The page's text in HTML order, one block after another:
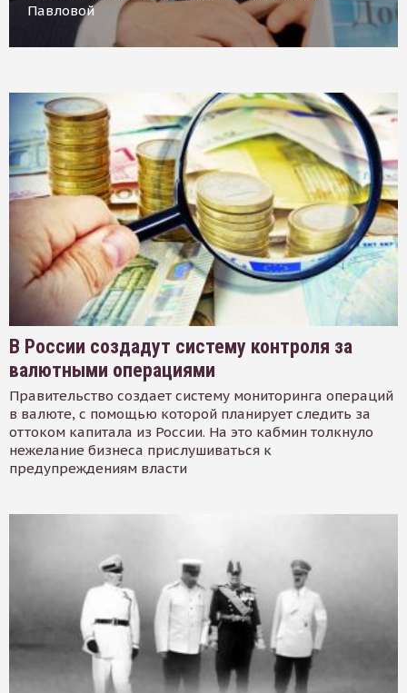
Павловой
В России создадут систему контроля за
валютными операциями
Правительство создает систему мониторинга операций
в валюте, с помощью которой планирует следить за
оттоком капитала из России. На это кабмин толкнуло
нежелание бизнеса прислушиваться к
предупреждениям власти